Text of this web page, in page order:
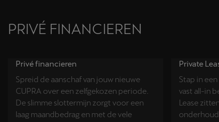
PRIVÉ FINANCIEREN
Privé financieren
Spreid de aanschaf van jouw nieuwe
CUPRA over een zelfgekozen periode.
De slimme slottermijn zorgt voor een
laag maandbedrag en met de vele
Private
Stap in
vast all-in
Lease